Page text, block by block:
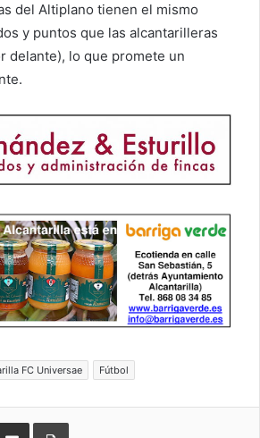
del Altiplano tienen el mismo
y puntos que las alcantarilleras
delante), lo que promete un
FC Universae Fútbol
Compartir por correo electrónicoImprimir